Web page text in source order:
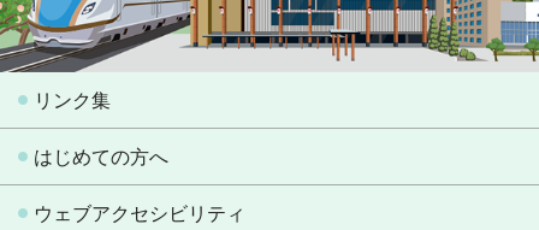
リンク集
はじめての方へ
ウェブアクセシビリティ